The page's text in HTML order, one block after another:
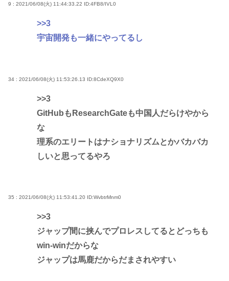
9 : 2021/06/08(火) 11:44:33.22 ID:4FB8/IVL0
>>3
宇宙開発も一緒にやってるし
34 : 2021/06/08(火) 11:53:26.13 ID:8CdeXQ9X0
>>3
GitHubもResearchGateも中国人だらけやから
な
理系のエリートはナショナリズムとかバカバカ
しいと思ってるやろ
35 : 2021/06/08(火) 11:53:41.20 ID:WvbtrMnm0
>>3
ジャップ間に挟んでプロレスしてるとどっちも
win-winだからな
ジャップは馬鹿だからだまされやすい